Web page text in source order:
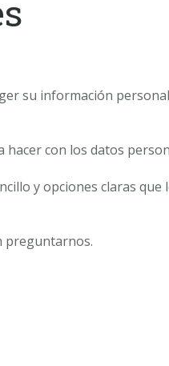
su información
con los datos
y opciones claras
preguntarnos.